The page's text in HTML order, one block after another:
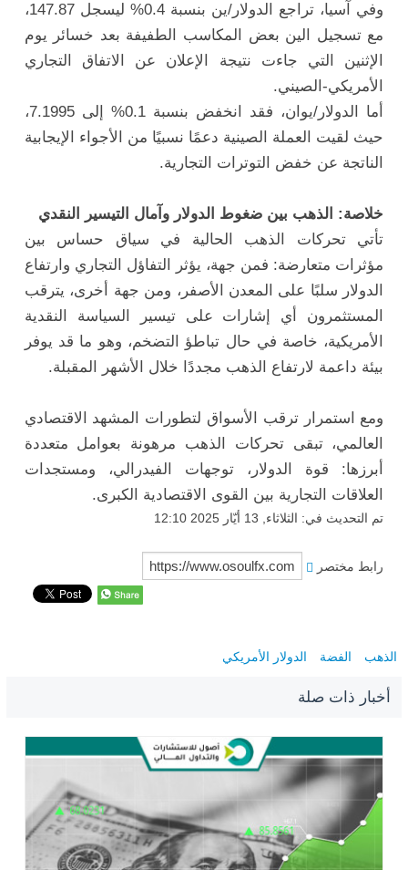
وفي آسيا، تراجع الدولار/ين بنسبة0.4% ليسجل147.87،
معتسجيل الين بعض المكاسب الطفيفة بعد خسائر يوم
الإثنين
التي جاءت نتيجة الإعلان عن الاتفاق
التجاري
الأمريكي-الصيني.
أما
الدولار/يوان، فقد انخفض بنسبة0.1% إلى7.1995،
حيث لقيت العملة الصينية دعمًا نسبيًا من الأجواء
الإيجابية
الناتجة عن خفض التوترات التجارية.
خلاصة: الذهب بين ضغوط الدولار وآمال التيسير
النقدي
تأتيتحركات الذهب الحالية في سياق حساس بين
مؤثرات متعارضة: فمن جهة، يؤثر التفاؤل التجاري وارتفاع
الدولار سلبًا على المعدن الأصفر، ومن جهة أخرى، يترقب
المستثمرون
أي إشارات علىتيسير السياسة
النقدية
الأمريكية، خاصة في حال تباطؤ التضخم، وهو ما قد يوفر
بيئة داعمة لارتفاع الذهب مجددًا خلال الأشهر المقبلة.
ومع استمرارترقب الأسواق لتطورات المشهد
الاقتصادي
العالمي،تبقىتحركات الذهب مرهونة بعوامل متعددة
أبرزها: قوة الدولار،توجهات الفيدرالي، ومستجدات
العلاقات
التجارية بين القوى الاقتصادية الكبرى.
تم التحديث في: الثلاثاء, 13 أيّار 2025 12:10
رابط مختصر
الذهب الفضة الدولار الأمريكي
أخبار ذات صلة